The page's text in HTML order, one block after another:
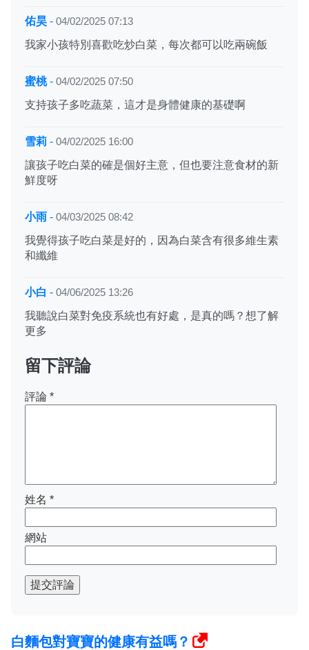
佑昊 - 04/02/2025 07:13
我家小孩特別喜歡吃炒白菜，每次都可以吃兩碗飯
蜜桃- 04/02/2025 07:50
支持孩子多吃蔬菜，這才是身體健康的基礎啊
雪莉 - 04/02/2025 16:00
讓孩子吃白菜的確是個好主意，但也要注意食材的新
鮮度呀
小雨 - 04/03/2025 08:42
我覺得孩子吃白菜是好的，因為白菜含有很多維生素
和纖維
小白 - 04/06/2025 13:26
我聽說白菜對免疫系統也有好處，是真的嗎？想了解
更多
留下評論
評論 *
姓名 *
網站
提交評論
白麵包對寶寶的健康有益嗎？